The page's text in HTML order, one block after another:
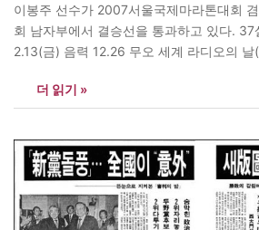
이봉주 선수가 2007서울국제마라톤대회
회 남자부에서 결승선을 통과하고 있다.
2.13(금) 음력 12.26 무오 세계 라디오의
을 갈아엎고/ 제 뼈를 갈아 재로 뿌릴 줄 안
봄의 언덕에/ 한 그루의 나무를 심을…
더 읽기 »